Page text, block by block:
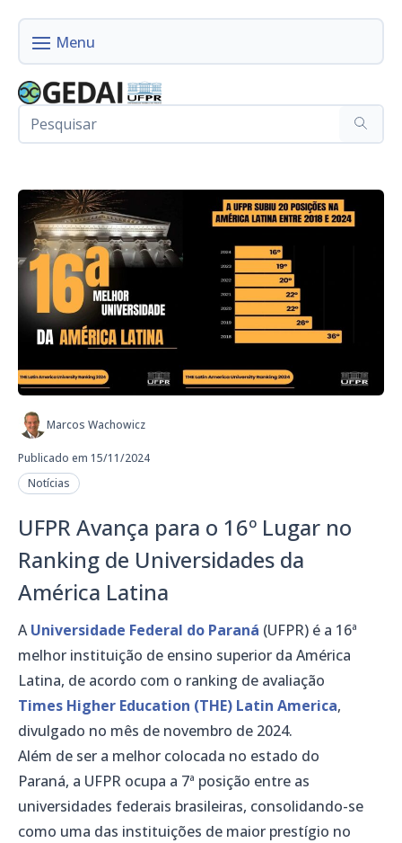
Marcos Wachowicz
Publicado em 15/11/2024
Notícias
UFPR Avança para o 16º Lugar no
Ranking de Universidades da
América Latina
AUniversidade Federal do Paraná (UFPR) é a 16ª
melhor instituição de ensino superior da América
Latina, de acordo com o ranking de avaliação
Times Higher Education (THE) Latin America,
divulgado no mês de novembro de 2024.
Além de ser a melhor colocada no estado do
Paraná, a UFPR ocupa a 7ª posição entre as
universidades federais brasileiras, consolidando-se
como uma das instituições de maior prestígio no